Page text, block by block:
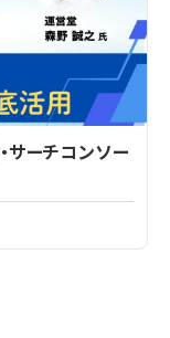
ーチコンソー